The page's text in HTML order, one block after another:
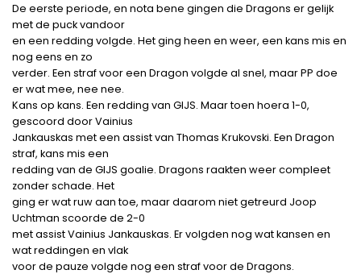
De eerste periode, en nota bene gingen die Dragons er gelijk
met de puck vandoor
en een redding volgde. Het ging heen en weer, een kans mis en
nog eens en zo
verder. Een straf voor een Dragon volgde al snel, maar PP doe
er wat mee, nee nee.
Kans op kans. Een redding van GIJS. Maar toen hoera 1-0,
gescoord door Vainius
Jankauskas met een assist van Thomas Krukovski. Een Dragon
straf, kans mis een
redding van de GIJS goalie. Dragons raakten weer compleet
zonder schade. Het
ging er wat ruw aan toe, maar daarom niet getreurd Joop
Uchtman scoorde de 2-0
met assist Vainius Jankauskas. Er volgden nog wat kansen en
wat reddingen en vlak
voor de pauze volgde nog een straf voor de Dragons.